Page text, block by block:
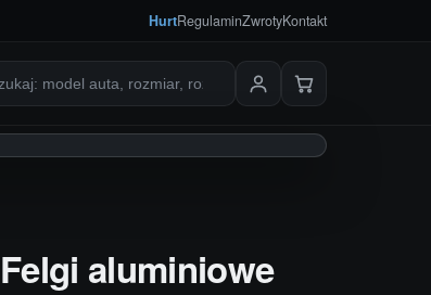
HurtRegulaminZwrotyKontakt
produktów
aluminiowe